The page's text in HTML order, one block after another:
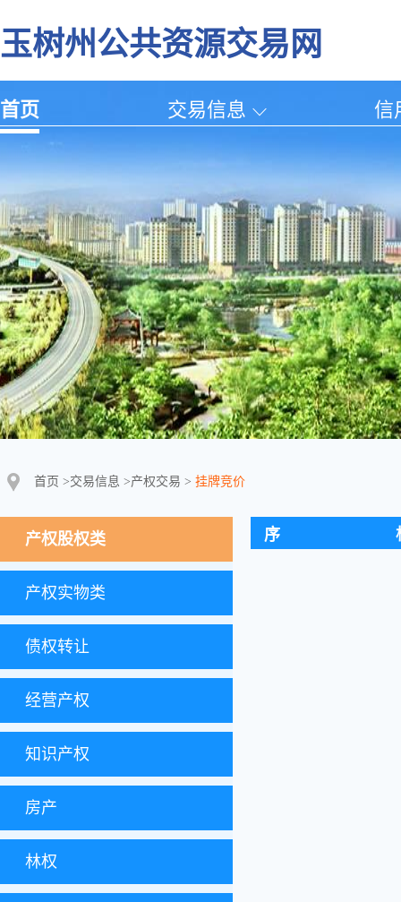
玉树州公共资源交易网
首页 交易信息 信
首页 >交易信息 >产权交易 > 挂牌竞价
产权股权类
产权实物类
债权转让
经营产权
知识产权
房产
林权
序